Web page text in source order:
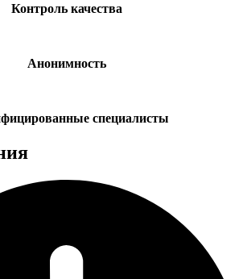
Контроль качества
Анонимность
специалисты